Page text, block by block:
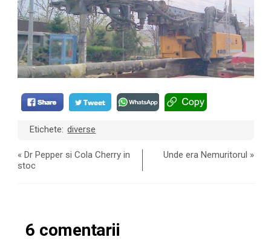
Etichete: diverse
« Dr Pepper si Cola Cherry in
stoc
Unde era Nemuritorul »
6 comentarii